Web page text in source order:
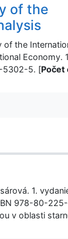
of the
of the
Economy.
5302-5. [Počet
1.
978-80-
v oblasti